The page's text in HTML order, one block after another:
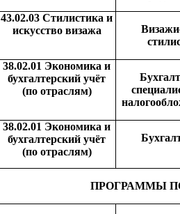
43.02.03 Стилистика и
искусство визажа
38.02.01 Экономика и
бухгалтерский учёт
(по отраслям)
38.02.01 Экономика и
бухгалтерский учёт
(по отраслям)
ПРОГРАММЫ